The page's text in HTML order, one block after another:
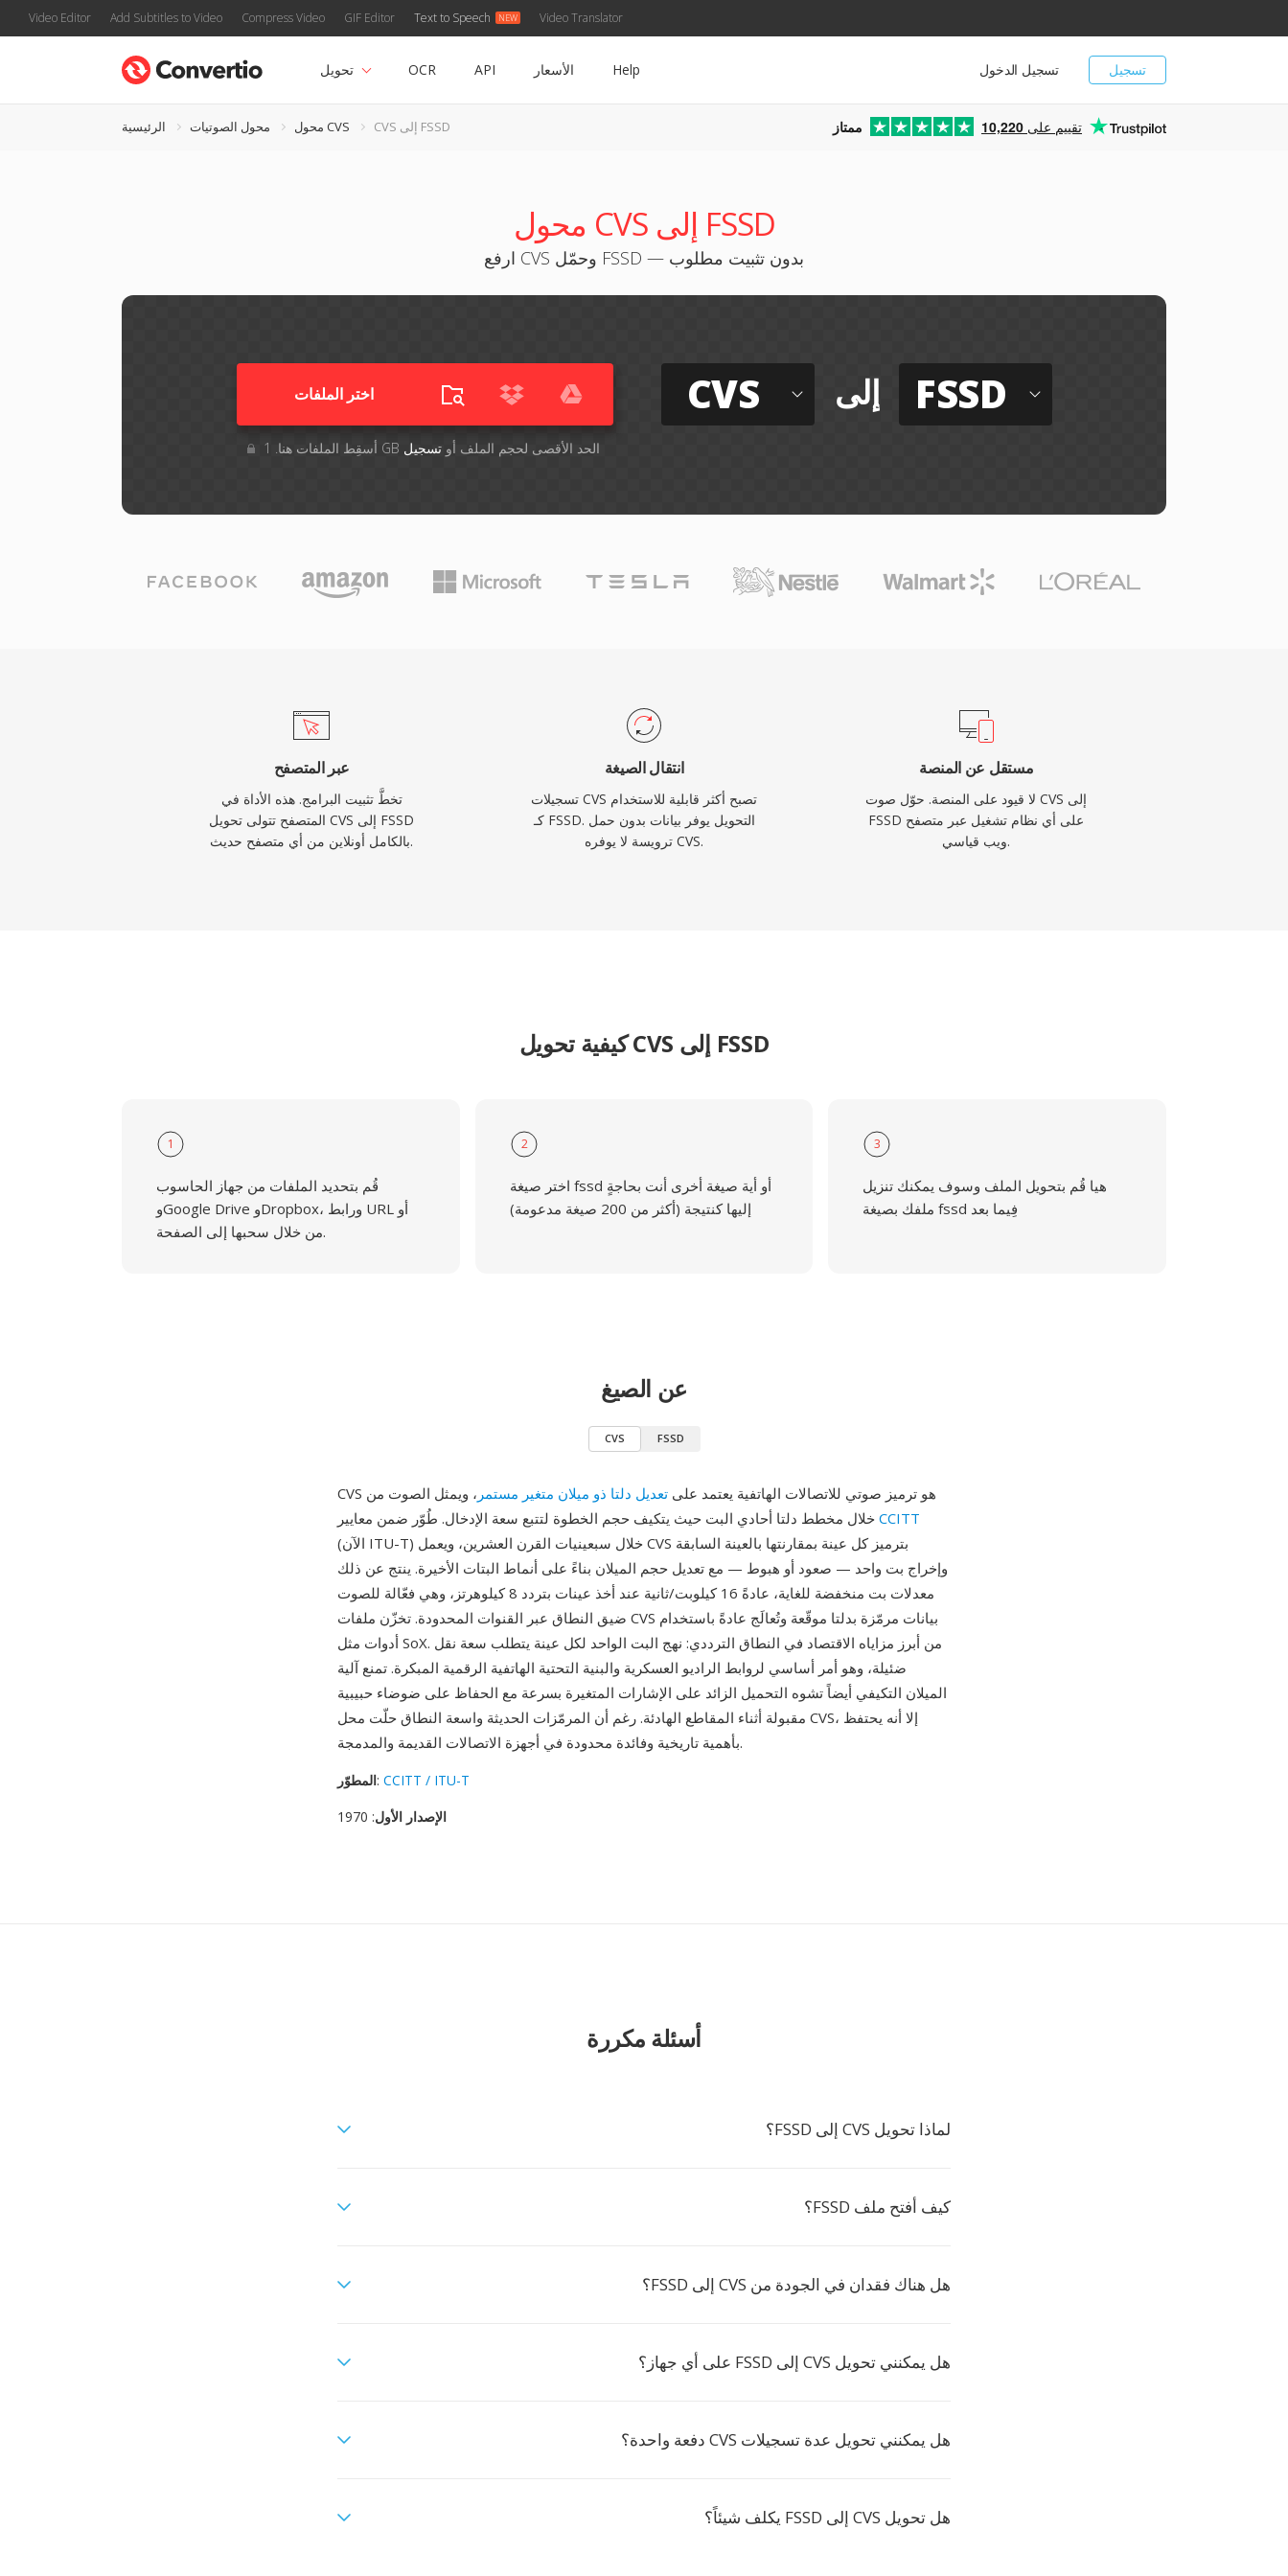
Video Editor Add Subtitles to Video Compress Video GIF Editor Text to Speech Video Translator
تسجيل تسجيل الدخول تحويل OCR API الأسعار Help
الرئيسية محول الصوتيات محول CVS CVS إلى FSSD ممتاز 10,220 تقييم على
محول CVS إلى FSSD
ارفع CVS وحمّل FSSD — بدون تثبيت مطلوب
اختر الملفات
أسقِط الملفات هنا. 1 GB الحد الأقصى لحجم الملف أوتسجيل
CVS إلى FSSD
عبر المتصفح
تخطَّ تثبيت البرامج. هذه الأداة في
المتصفح تتولى تحويل CVS إلى FSSD
بالكامل أونلاين من أي متصفح حديث.
انتقال الصيغة
تسجيلات CVS تصبح أكثر قابلية للاستخدام
كـ FSSD. التحويل يوفر بيانات بدون حمل
ترويسة لا يوفره CVS.
مستقل عن المنصة
لا قيود على المنصة. حوّل صوت CVS إلى
FSSD على أي نظام تشغيل عبر متصفح
ويب قياسي.
كيفية تحويل CVS إلى FSSD
1
قُم بتحديد الملفات من جهاز الحاسوب
وGoogle Drive وDropbox، ورابط URL أو
من خلال سحبها إلى الصفحة.
2
اختر صيغة fssd أو أية صيغة أخرى أنت بحاجةٍ
إليها كنتيجة (أكثر من 200 صيغة مدعومة)
3
هيا قُم بتحويل الملف وسوف يمكنك تنزيل
ملفك بصيغة fssd فِيما بعد
عن الصيغ
CVS FSSD
CVS هو ترميز صوتي للاتصالات الهاتفية يعتمد على تعديل دلتا ذو ميلان متغير مستمر ، ويمثل الصوت من
CCITT
(الآن ITU-T) خلال سبعينيات القرن العشرين، ويعمل CVS بترميز كل عينة بمقارنتها بالعينة السابقة
وإخراج بت واحد — صعود أو هبوط — مع تعديل حجم الميلان بناءً على أنماط البتات الأخيرة. ينتج عن ذلك
معدلات بت منخفضة للغاية، عادةً 16 كيلوبت/ثانية عند أخذ عينات بتردد 8 كيلوهرتز، وهي فعّالة للصوت
ضيق النطاق عبر القنوات المحدودة. تخزّن ملفات CVS بيانات مرمّزة بدلتا موقّعة وتُعالَج عادةً باستخدام
أدوات مثل SoX. من أبرز مزاياه الاقتصاد في النطاق الترددي: نهج البت الواحد لكل عينة يتطلب سعة نقل
ضئيلة، وهو أمر أساسي لروابط الراديو العسكرية والبنية التحتية الهاتفية الرقمية المبكرة. تمنع آلية
الميلان التكيفي أيضاً تشوه التحميل الزائد على الإشارات المتغيرة بسرعة مع الحفاظ على ضوضاء حبيبية
مقبولة أثناء المقاطع الهادئة. رغم أن المرمّزات الحديثة واسعة النطاق حلّت محل CVS، إلا أنه يحتفظ
بأهمية تاريخية وفائدة محدودة في أجهزة الاتصالات القديمة والمدمجة.
المطوّر: CCITT / ITU-T
الإصدار الأول: 1970
أسئلة مكررة
لماذا تحويل CVS إلى FSSD؟
كيف أفتح ملف FSSD؟
هل هناك فقدان في الجودة من CVS إلى FSSD؟
هل يمكنني تحويل CVS إلى FSSD على أي جهاز؟
هل يمكنني تحويل عدة تسجيلات CVS دفعة واحدة؟
هل تحويل CVS إلى FSSD يكلف شيئاً؟